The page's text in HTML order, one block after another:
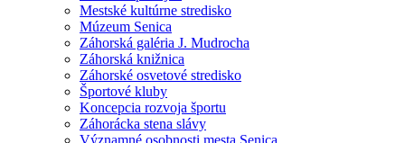
Mestské kultúrne stredisko
Múzeum Senica
Záhorská galéria J. Mudrocha
Záhorská knižnica
Záhorské osvetové stredisko
Športové kluby
Koncepcia rozvoja športu
Záhorácka stena slávy